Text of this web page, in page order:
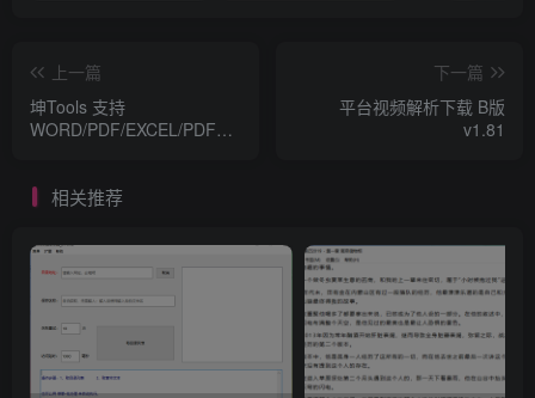
上一篇
坤Tools 支持
WORD/PDF/EXCEL/PDF等
下一篇
平台视频解析下载 B版
v1.81
相关推荐